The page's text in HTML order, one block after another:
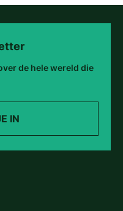
de hele wereld die
IN